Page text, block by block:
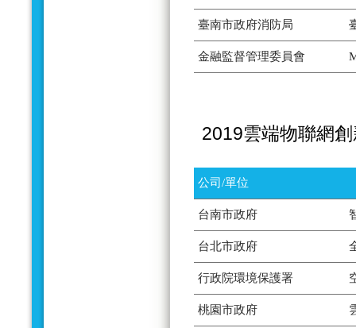
臺南市政府消防局
金融監督管理委員會
2019雲端物聯網
公司/單位
台南市政府
台北市政府
行政院環境保護署
桃園市政府